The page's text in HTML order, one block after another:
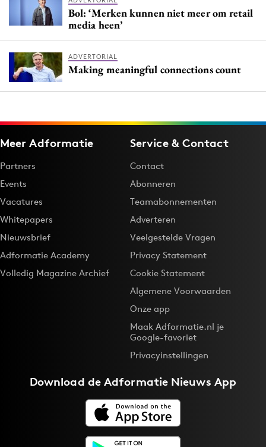
Bol: ‘Merken kunnen niet meer om retail
media heen’
ADVERTORIAL
Making meaningful connections count
Meer Adformatie
Partners
Events
Vacatures
Whitepapers
Nieuwsbrief
Adformatie Academy
Volledig Magazine Archief
Service & Contact
Contact
Abonneren
Teamabonnementen
Adverteren
Veelgestelde Vragen
Privacy Statement
Cookie Statement
Algemene Voorwaarden
Onze app
Maak Adformatie.nl je
Google-favoriet
Privacyinstellingen
Download deAdformatie Nieuws App